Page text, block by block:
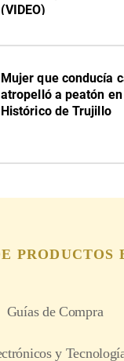
(VIDEO)
Mujer que conducía
atropelló a peatón
Histórico de Trujillo